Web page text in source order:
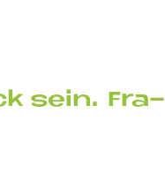
sein. Fra­